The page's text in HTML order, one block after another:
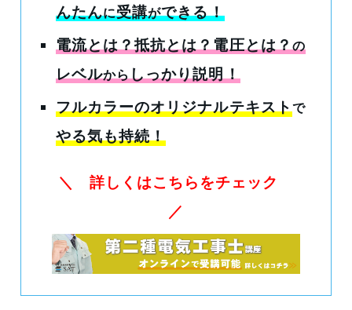
んたんに受講ができる！
電流とは？抵抗とは？電圧とは？の
レベルからしっかり説明！
フルカラーのオリジナルテキストで
やる気も持続！
＼ 詳しくはこちらをチェック
／